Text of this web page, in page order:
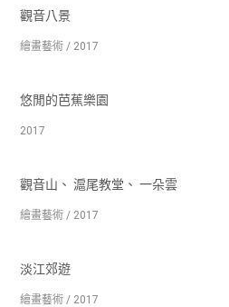
觀音八景
繪畫藝術 / 2017
悠閒的芭蕉樂園
2017
觀音山、 滬尾教堂、 一朵雲
繪畫藝術 / 2017
淡江郊遊
繪畫藝術 / 2017